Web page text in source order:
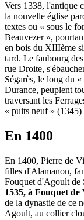
Vers 1338, l'antique
la nouvelle église
textes ou « sous le
Beauvezer »,
en bois du XIIIème
tard. Le faubourg
rue Droite,
Ségarès, le long du
Durance, peuplent
traversant les
« puits neuf »
En 1400
En 1400, Pierre de
filles d'Alamanon,
Fouquet d'Agoult de
1535, à Fouquet
de la dynastie de ce
Agoult, au collier